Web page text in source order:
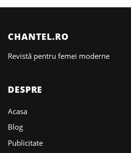
CHANTEL.RO
Revistă pentru femei moderne
DESPRE
Acasa
Blog
Publicitate